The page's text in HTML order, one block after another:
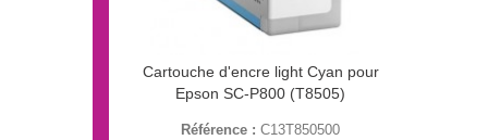
Cartouche d'encre light Cyan pour
Epson SC-P800 (T8505)
Référence : C13T850500